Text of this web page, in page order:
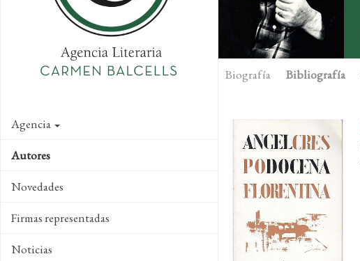
Agencia
Autores
Novedades
Firmas representadas
Noticias
Biografía Bibliografía